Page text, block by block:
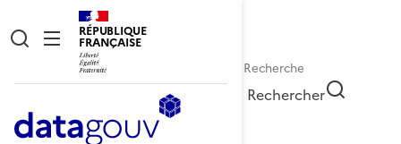
RÉPUBLIQUE
FRANÇAISE
Rechercher